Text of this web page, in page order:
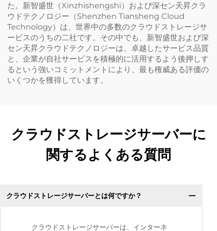
た。新智盛世（Xinzhishengshi）および深セン天昇クラ
ウドテクノロジー（Shenzhen Tiansheng Cloud
Technology）は、世界中の多数のクラウドストレージサ
ービスのうちの二社です。その中でも、新智盛世および深
セン天昇クラウドテクノロジーは、卓越したサービス品質
と、企業が自社サービスを積極的に活用するよう後押しす
るという強いコミットメントにより、最も権威ある評価の
いくつかを獲得しています。
クラウドストレージサーバーに
関するよくある質問
クラウドストレージサーバーとは何ですか？
クラウドストレージサーバーは、インターネ